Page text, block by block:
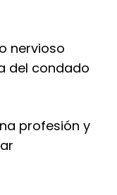
nervioso
del condado
profesión y